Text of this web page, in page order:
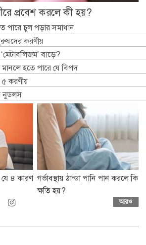
প্রবেশ করলে কী হয়?
পারে চুল পড়ার সমাধান
করণীয়
বাড়ে?
মানলে হতে পারে যে বিপদ
৫ করণীয়
নুডলস
যে ৪ কারণ গর্ভাবস্থায় ঠান্ডা পানি পান করলে কি
ক্ষতি হয়?
আরও